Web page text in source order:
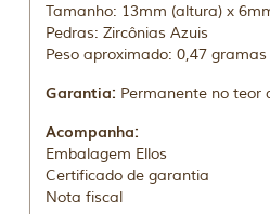
Tamanho: 13mm (altura) x
Pedras: Zircônias Azuis
Peso aproximado: 0,47 gramas
Garantia: Permanente no teor
Acompanha:
Embalagem Ellos
Certificado de garantia
Nota fiscal